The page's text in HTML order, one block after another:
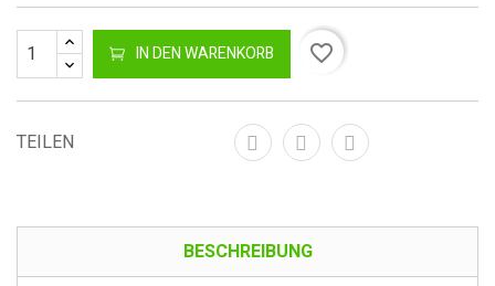
IN DEN WARENKORB favorite_border
TEILEN
BESCHREIBUNG